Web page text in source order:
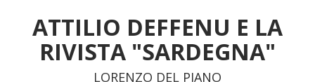
ATTILIO DEFFENU E LA
RIVISTA "SARDEGNA"
LORENZO DEL PIANO